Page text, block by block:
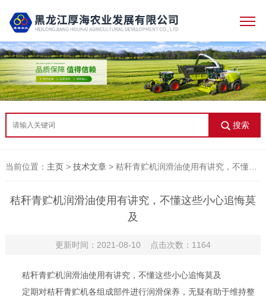
搜索
当前位置： 主页> 技术文章> 秸秆青贮机润滑油使用有讲究，不懂这些小心追悔莫及
秸秆青贮机润滑油使用有讲究，不懂这些小心追悔莫
及
更新时间：2021-08-10 点击次数：1164
秸秆青贮机润滑油使用有讲究，不懂这些小心追悔莫及
定期对秸秆青贮机各组成部件进行润滑保养，无疑有助于维持整